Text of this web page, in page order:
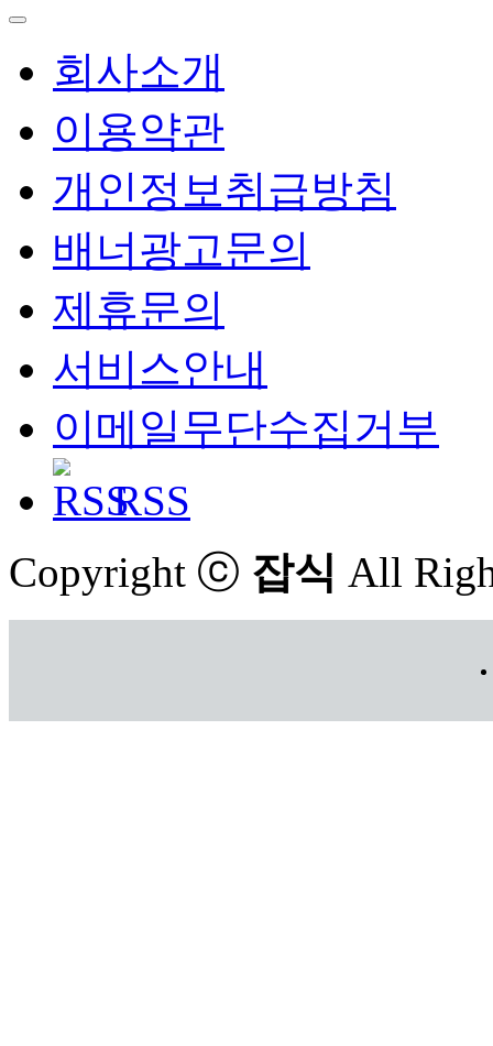
회사소개
이용약관
개인정보취급방침
배너광고문의
제휴문의
서비스안내
이메일무단수집거부
RSS
Copyright ⓒ 잡식 All